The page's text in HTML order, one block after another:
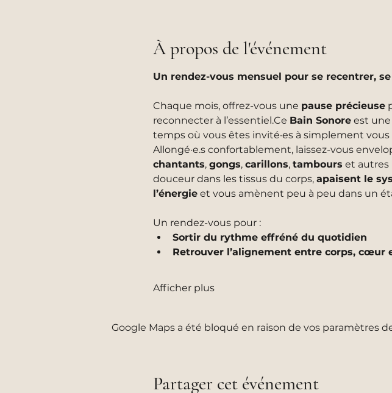
À propos de l'événement
Un rendez-vous mensuel pour se recentrer,
Chaque mois, offrez-vous une pause précieuse
reconnecter à l’essentiel.Ce Bain Sonore est une
temps où vous êtes invité·es à simplement
Allongé·e.s confortablement, laissez-vous
chantants, gongs, carillons, tambours et autres
douceur dans les tissus du corps, apaisent le
l’énergie et vous amènent peu à peu dans un
Un rendez-vous pour :
Sortir du rythme effréné du quotidien
Retrouver l’alignement entre corps, cœur
Afficher plus
Google Maps a été bloqué en raison de vos paramètres
Partager cet événement